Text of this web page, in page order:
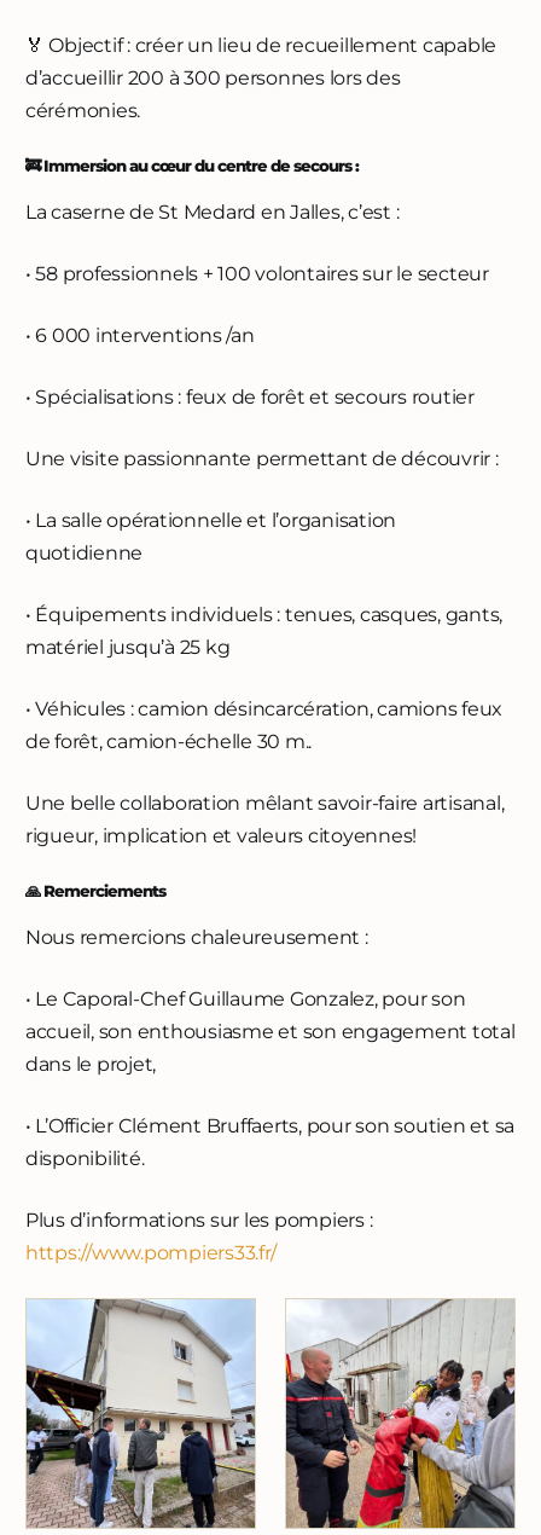
🏅 Objectif : créer un lieu de recueillement capable
d’accueillir 200 à 300 personnes lors des
cérémonies.
🚒 Immersion au cœur du centre de secours :
La caserne de St Medard en Jalles, c’est :
• 58 professionnels + 100 volontaires sur le secteur
• 6 000 interventions /an
• Spécialisations : feux de forêt et secours routier
Une visite passionnante permettant de découvrir :
• La salle opérationnelle et l’organisation
quotidienne
• Équipements individuels : tenues, casques, gants,
matériel jusqu’à 25 kg
• Véhicules : camion désincarcération, camions feux
de forêt, camion-échelle 30 m..
Une belle collaboration mêlant savoir-faire artisanal,
rigueur, implication et valeurs citoyennes!
🙏 Remerciements
Nous remercions chaleureusement :
• Le Caporal-Chef Guillaume Gonzalez, pour son
accueil, son enthousiasme et son engagement total
dans le projet,
• L’Officier Clément Bruffaerts, pour son soutien et sa
disponibilité.
Plus d’informations sur les pompiers :
https://www.pompiers33.fr/